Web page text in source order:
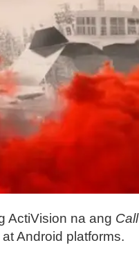
ActiVision na ang Call
Android platforms.